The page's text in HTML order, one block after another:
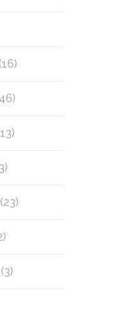
(16)
(23)
(3)